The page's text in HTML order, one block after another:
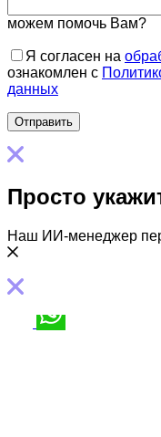
можем помочь Вам?
Я согласен на
ознакомлен с
данных
Просто
Наш ИИ-менеджер